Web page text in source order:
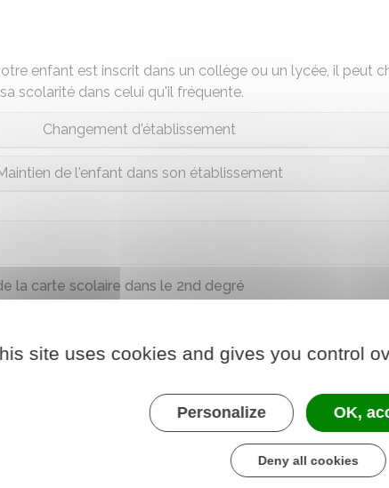
enfant est inscrit dans un collège ou un lycée, il peut
scolarité dans celui qu'il fréquente.
Changement d'établissement
de l'enfant dans son établissement
la carte scolaire dans le 2nd degré
D211-10 à D211-11-1
site uses cookies and gives you control
Personalize OK,
Deny all cookies